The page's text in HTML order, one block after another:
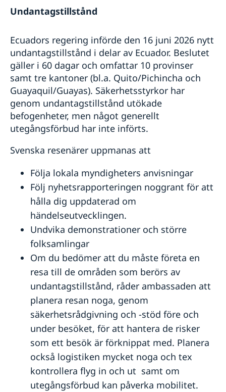
Undantagstillstånd
Ecuadors regering införde den 16 juni 2026 nytt
undantagstillstånd i delar av Ecuador. Beslutet
gäller i 60 dagar och omfattar 10 provinser
samt tre kantoner (bl.a. Quito/Pichincha och
Guayaquil/Guayas). Säkerhetsstyrkor har
genom undantagstillstånd utökade
befogenheter, men något generellt
utegångsförbud har inte införts.
Svenska resenärer uppmanas att
Följa lokala myndigheters anvisningar
Följ nyhetsrapporteringen noggrant för att
hålla dig uppdaterad om
händelseutvecklingen.
Undvika demonstrationer och större
folksamlingar
Om du bedömer att du måste företa en
resa till de områden som berörs av
undantagstillstånd, råder ambassaden att
planera resan noga, genom
säkerhetsrådgivning och -stöd före och
under besöket, för att hantera de risker
som ett besök är förknippat med. Planera
också logistiken mycket noga och tex
kontrollera flyg in och ut samt om
utegångsförbud kan påverka mobilitet.